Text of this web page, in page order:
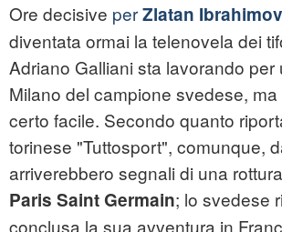
Ore decisive perZlatan
diventata ormai la telenovela dei
Adriano Galliani sta lavorando per
Milano del campione svedese,
certo facile. Secondo quanto
torinese "Tuttosport", comunque,
arriverebbero segnali di una
Paris Saint Germain; lo svedese
conclusa la sua avventura in